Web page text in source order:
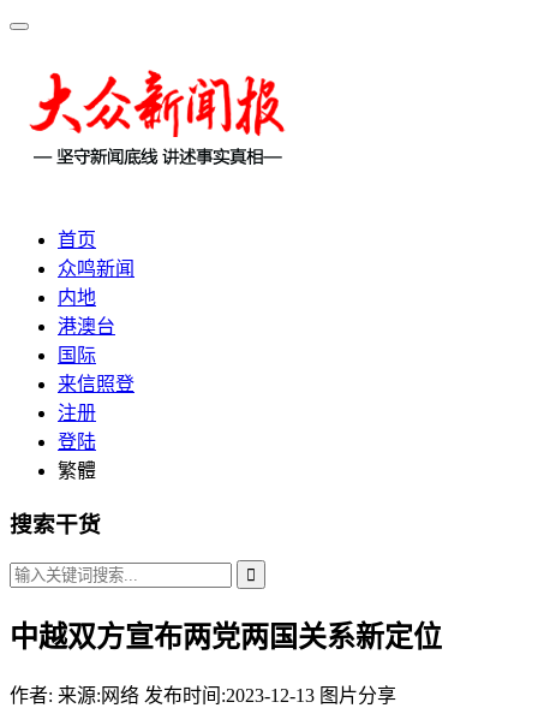
首页
众鸣新闻
内地
港澳台
国际
来信照登
注册
登陆
繁體
搜索干货
中越双方宣布两党两国关系新定位
作者: 来源:网络 发布时间:2023-12-13 图片分享